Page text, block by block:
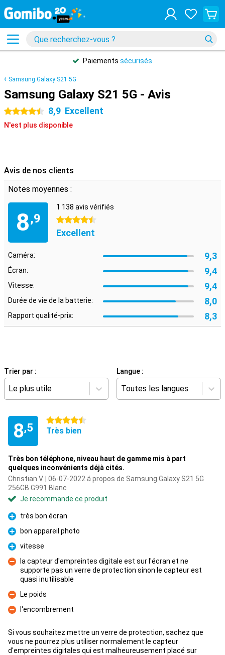
Paiements sécurisés
Samsung Galaxy S21 5G
Samsung Galaxy S21 5G - Avis
4.5 étoiles 8,9 Excellent
N'est plus disponible
Avis de nos clients
Notes moyennes :
8,9
1 138 avis vérifiés
4.5 étoiles
Excellent
Caméra: 9,3
Écran: 9,4
Vitesse: 9,4
Durée de vie de la batterie: 8,0
Rapport qualité-prix: 8,3
Trier par :
Le plus utile
Langue :
Toutes les langues
8,5
4.5 étoiles
Très bien
Très bon téléphone, niveau haut de gamme mis à part
quelques inconvénients déjà cités.
Christian V. | 06-07-2022 á propos de Samsung Galaxy S21 5G
256GB G991 Blanc
Je recommande ce produit
Pour
très bon écran
Pour
bon appareil photo
Pour
vitesse
Contre
la capteur d'empreintes digitale est sur l'écran et ne
supporte pas un verre de protection sinon le capteur est
quasi inutilisable
Contre
Le poids
Contre
l'encombrement
Si vous souhaitez mettre un verre de protection, sachez que
vous ne pourrez plus utiliser normalement le capteur
d'empreintes digitales qui est malheureusement placé sur